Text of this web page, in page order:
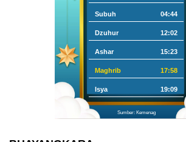
Subuh 04:44
Dzuhur 12:02
Ashar 15:23
Maghrib 17:58
Isya 19:09
Sumber: Kemenag